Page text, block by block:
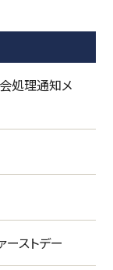
会処理通知メ
ストデー